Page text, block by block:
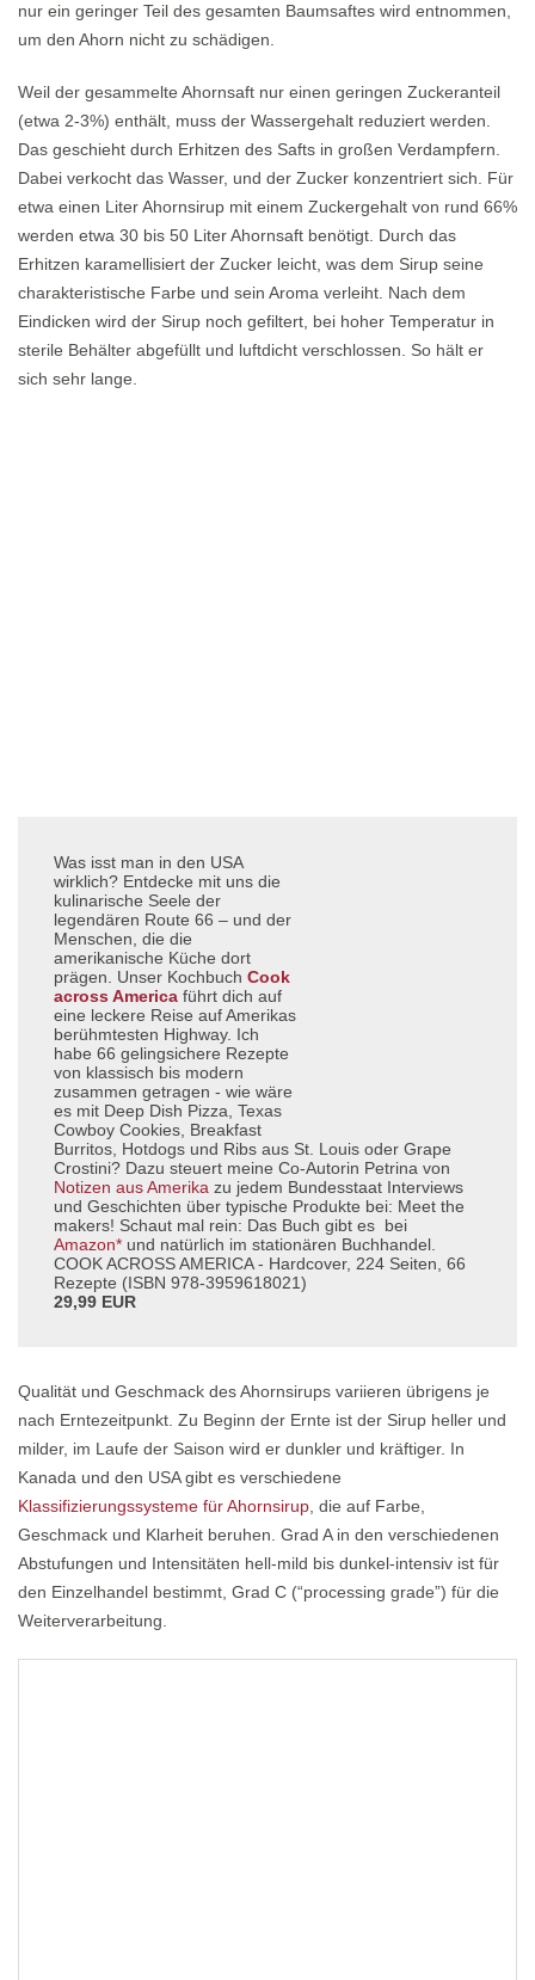
nur ein geringer Teil des gesamten Baumsaftes wird entnommen,
um den Ahorn nicht zu schädigen.
Weil der gesammelte Ahornsaft nur einen geringen Zuckeranteil
(etwa 2-3%) enthält, muss der Wassergehalt reduziert werden.
Das geschieht durch Erhitzen des Safts in großen Verdampfern.
Dabei verkocht das Wasser, und der Zucker konzentriert sich. Für
etwa einen Liter Ahornsirup mit einem Zuckergehalt von rund 66%
werden etwa 30 bis 50 Liter Ahornsaft benötigt. Durch das
Erhitzen karamellisiert der Zucker leicht, was dem Sirup seine
charakteristische Farbe und sein Aroma verleiht. Nach dem
Eindicken wird der Sirup noch gefiltert, bei hoher Temperatur in
sterile Behälter abgefüllt und luftdicht verschlossen. So hält er
sich sehr lange.
Was isst man in den USA
wirklich? Entdecke mit uns die
kulinarische Seele der
legendären Route 66 – und der
Menschen, die die
amerikanische Küche dort
prägen. Unser Kochbuch Cook
across America führt dich auf
eine leckere Reise auf Amerikas
berühmtesten Highway. Ich
habe 66 gelingsichere Rezepte
von klassisch bis modern
zusammen getragen - wie wäre
es mit Deep Dish Pizza, Texas
Cowboy Cookies, Breakfast
Burritos, Hotdogs und Ribs aus St. Louis oder Grape
Crostini? Dazu steuert meine Co-Autorin Petrina von
Notizen aus Amerika zu jedem Bundesstaat Interviews
und Geschichten über typische Produkte bei: Meet the
makers! Schaut mal rein: Das Buch gibt es bei
Amazon* und natürlich im stationären Buchhandel.
COOK ACROSS AMERICA - Hardcover, 224 Seiten, 66
Rezepte (ISBN 978-3959618021)
29,99 EUR
Qualität und Geschmack des Ahornsirups variieren übrigens je
nach Erntezeitpunkt. Zu Beginn der Ernte ist der Sirup heller und
milder, im Laufe der Saison wird er dunkler und kräftiger. In
Kanada und den USA gibt es verschiedene
Klassifizierungssysteme für Ahornsirup, die auf Farbe,
Geschmack und Klarheit beruhen. Grad A in den verschiedenen
Abstufungen und Intensitäten hell-mild bis dunkel-intensiv ist für
den Einzelhandel bestimmt, Grad C (“processing grade”) für die
Weiterverarbeitung.